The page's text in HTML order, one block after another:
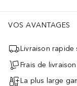
VOS AVANTAGES
Livraison rapide
Frais de
La plus large